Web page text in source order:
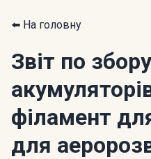
⬅️ На головну
Звіт по збору
філамент
для